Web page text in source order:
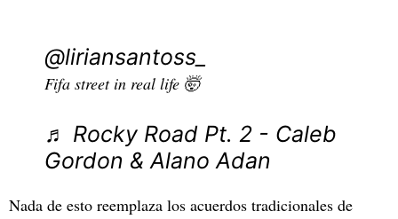
@liriansantoss_
Fifa street in real life 🤯
♬ Rocky Road Pt. 2 - Caleb
Gordon & Alano Adan
Nada de esto reemplaza los acuerdos tradicionales de